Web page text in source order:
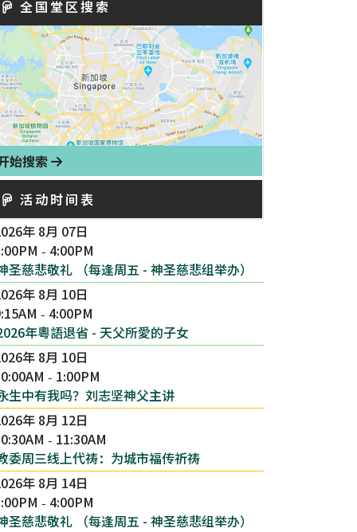
全国堂区搜索
始搜索
活动时间表
年 8月 07日
- 4:00PM
圣慈悲敬礼 （每逢周五 - 神圣慈悲组举办）
年 8月 10日
- 4:00PM
年粵語退省 - 天父所愛的子女
年 8月 10日
- 1:00PM
生中有我吗？刘志坚神父主讲
年 8月 12日
- 11:30AM
委周三线上代祷：为城市福传祈祷
年 8月 14日
- 4:00PM
圣慈悲敬礼 （每逢周五 - 神圣慈悲组举办）